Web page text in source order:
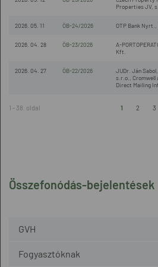
Összefonódás-bejelentések
GVH
Fogyasztóknak
Properties JV,
2026. 05. 11 ÖB-24/2026 OTP Bank
2026. 04. 28 ÖB-23/2026
A-
Kft.
2026. 04. 27 ÖB-22/2026
JUDr. Ján
s.r.o., Cromwell
Direct Mailing
1 - 38. oldal 1 2 3